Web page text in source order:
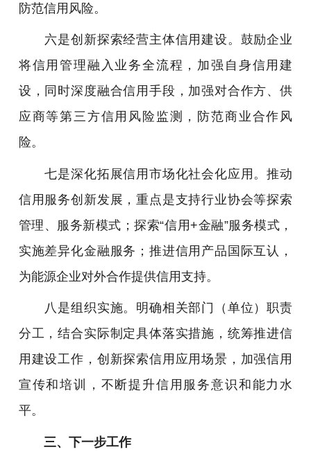
防范信用风险。
六是创新探索经营主体信用建设。鼓励企业
将信用管理融入业务全流程，加强自身信用建
设，同时深度融合信用手段，加强对合作方、供
应商等第三方信用风险监测，防范商业合作风
险。
七是深化拓展信用市场化社会化应用。推动
信用服务创新发展，重点是支持行业协会等探索
管理、服务新模式；探索“信用+金融”服务模式，
实施差异化金融服务；推进信用产品国际互认，
为能源企业对外合作提供信用支持。
八是组织实施。明确相关部门（单位）职责
分工，结合实际制定具体落实措施，统筹推进信
用建设工作，创新探索信用应用场景，加强信用
宣传和培训，不断提升信用服务意识和能力水
平。
三、下一步工作